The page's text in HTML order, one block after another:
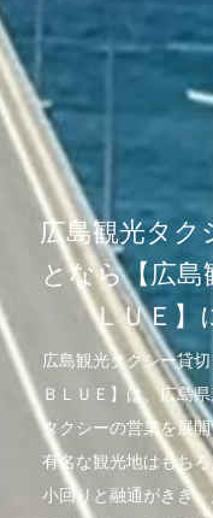
広島観光タク
となら【広島
ＬＵＥ】
広島観光タクシー貸
ＢＬＵＥ】は、広島
タクシーの営業を展
有名な観光地はもち
小回りと融通がきき